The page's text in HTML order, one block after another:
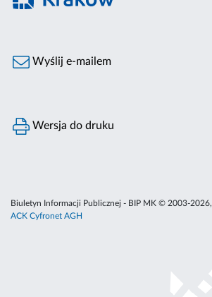
Wyślij e-mailem
Wersja do druku
Biuletyn Informacji Publicznej - BIP MK © 2003-2026,
ACK Cyfronet AGH